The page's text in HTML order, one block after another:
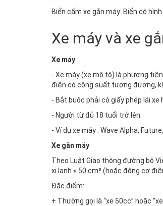
Biển cấm xe gắn máy: Biển có
Xe máy và xe
Xe máy
- Xe máy (xe mô tô) là phương
điện có công suất tương đương,
- Bắt buộc phải có giấy phép lái xe
- Người từ đủ 18 tuổi trở lên.
- Ví dụ xe máy : Wave Alpha,
Xe gắn máy
Theo Luật Giao thông đường bộ
xi lanh ≤ 50 cm³ (hoặc động cơ
Đặc điểm:
+ Thường gọi là “xe 50cc” hoặc